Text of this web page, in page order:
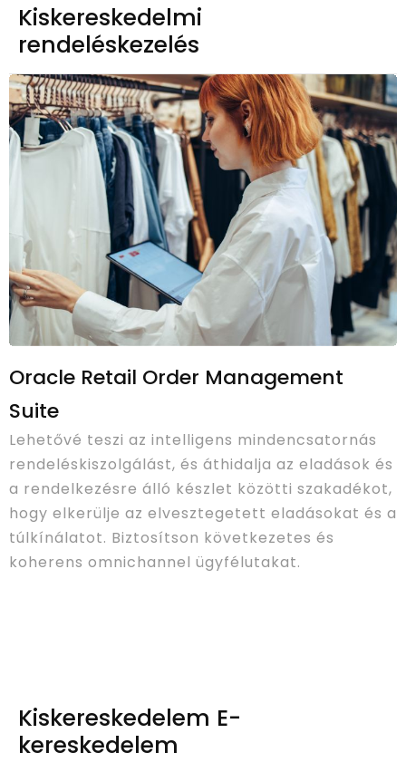
Kiskereskedelmi
rendeléskezelés
Oracle Retail Order Management
Suite
Lehetővé teszi az intelligens mindencsatornás
rendeléskiszolgálást, és áthidalja az eladások és
a rendelkezésre álló készlet közötti szakadékot,
hogy elkerülje az elvesztegetett eladásokat és a
túlkínálatot. Biztosítson következetes és
koherens omnichannel ügyfélutakat.
Kiskereskedelem E-
kereskedelem